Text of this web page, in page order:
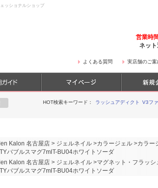
ッショナルショップ
営業時
ネッ
よくある質問 実店舗のご案
HOT検索キーワード： ラッシュアディクト V3フ
Kalon 名古屋店>ジェルネイル>カラージェル>カラー
バブルスマグ7mlT-BU04ホワイトソーダ
Kalon 名古屋店>ジェルネイル>マグネット・フラッシ
バブルスマグ7mlT-BU04ホワイトソーダ